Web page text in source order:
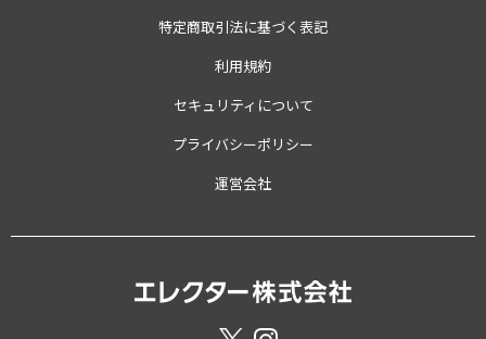
特定商取引法に基づく表記
利用規約
セキュリティについて
プライバシーポリシー
運営会社